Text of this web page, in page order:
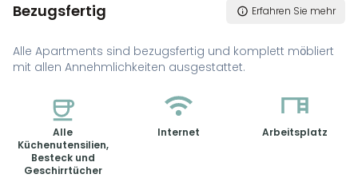
Bezugsfertig Erfahren Sie mehr
Alle Apartments sind bezugsfertig und komplett möbliert
mit allen Annehmlichkeiten ausgestattet.
Alle
Küchenutensilien,
Besteck und
Geschirrtücher
Internet Arbeitsplatz